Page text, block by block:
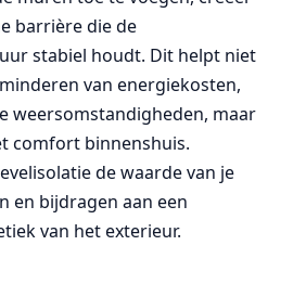
barrière die de
stabiel houdt. Dit helpt niet
van energiekosten,
weersomstandigheden, maar
comfort binnenshuis.
de waarde van je
en bijdragen aan een
van het exterieur.